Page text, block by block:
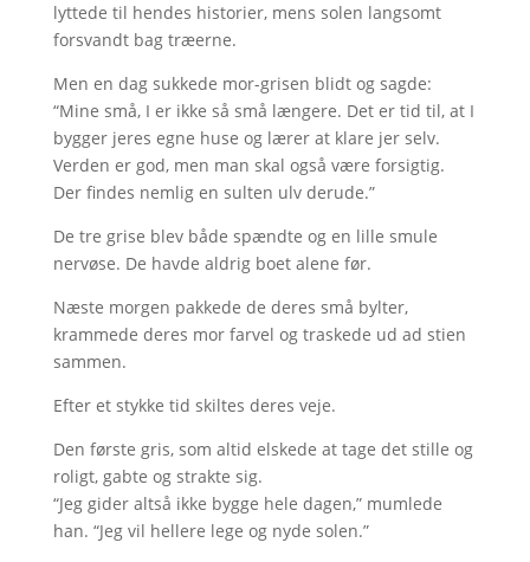
lyttede til hendes historier, mens solen langsomt
forsvandt bag træerne.
Men en dag sukkede mor-grisen blidt og sagde:
“Mine små, I er ikke så små længere. Det er tid til, at I
bygger jeres egne huse og lærer at klare jer selv.
Verden er god, men man skal også være forsigtig.
Der findes nemlig en sulten ulv derude.”
De tre grise blev både spændte og en lille smule
nervøse. De havde aldrig boet alene før.
Næste morgen pakkede de deres små bylter,
krammede deres mor farvel og traskede ud ad stien
sammen.
Efter et stykke tid skiltes deres veje.
Den første gris, som altid elskede at tage det stille og
roligt, gabte og strakte sig.
“Jeg gider altså ikke bygge hele dagen,” mumlede
han. “Jeg vil hellere lege og nyde solen.”